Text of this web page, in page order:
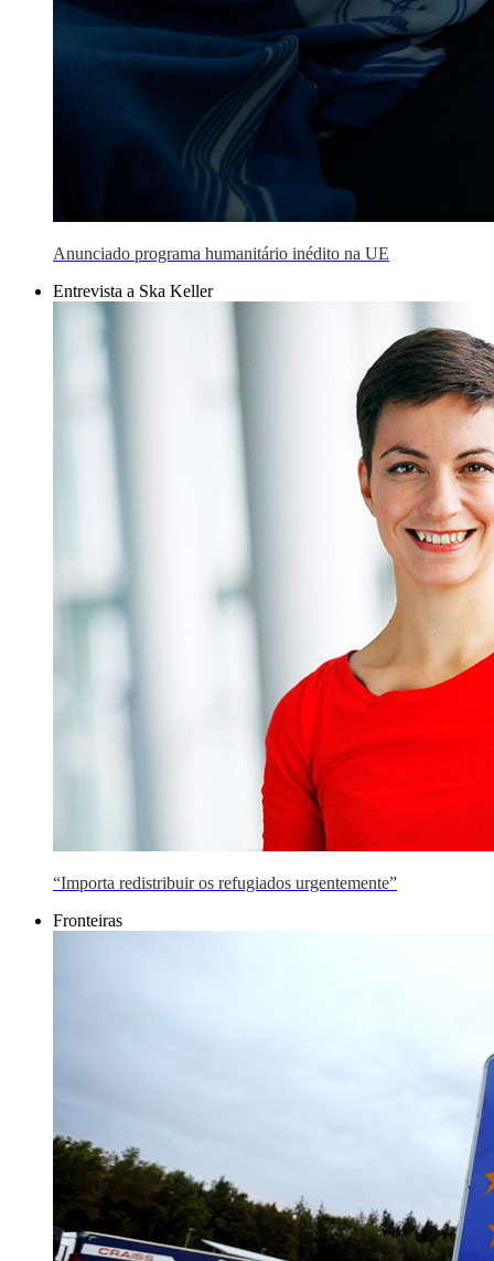
Anunciado programa humanitário inédito na UE
Entrevista a Ska Keller
“Importa redistribuir os refugiados urgentemente”
Fronteiras